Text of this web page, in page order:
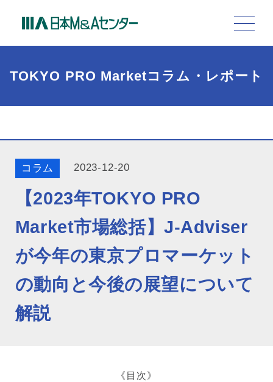
TOKYO PRO Marketコラム・レポート
コラム 2023-12-20
【2023年TOKYO PRO
Market市場総括】J-Adviser
が今年の東京プロマーケット
の動向と今後の展望について
解説
《目次》